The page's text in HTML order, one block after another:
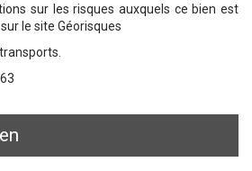
sur les risques auxquels ce bien est
le site Géorisques